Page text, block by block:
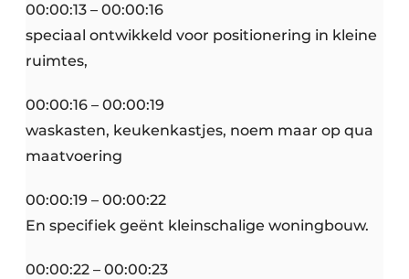
00:00:13 – 00:00:16
speciaal ontwikkeld voor positionering in kleine
ruimtes,
00:00:16 – 00:00:19
waskasten, keukenkastjes, noem maar op qua
maatvoering
00:00:19 – 00:00:22
En specifiek geënt kleinschalige woningbouw.
00:00:22 – 00:00:23